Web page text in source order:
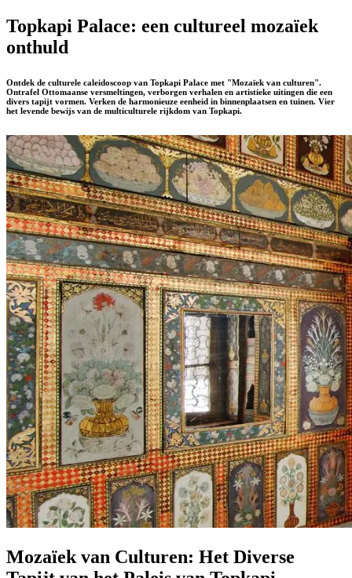
Topkapi Palace: een cultureel mozaïek
onthuld
Ontdek de culturele caleidoscoop van Topkapi Palace met "Mozaïek van culturen".
Ontrafel Ottomaanse versmeltingen, verborgen verhalen en artistieke uitingen die een
divers tapijt vormen. Verken de harmonieuze eenheid in binnenplaatsen en tuinen. Vier
het levende bewijs van de multiculturele rijkdom van Topkapi.
Mozaïek van Culturen: Het Diverse